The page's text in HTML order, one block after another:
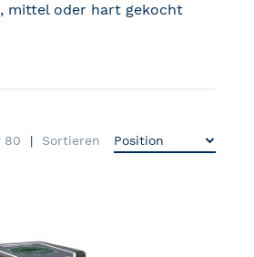
mittel oder hart gekocht
80 Sortieren